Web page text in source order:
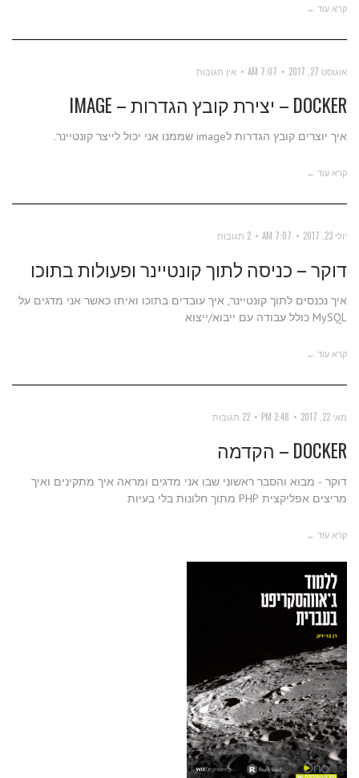
קרא עוד ←
אוגוסט 27, 2017 7:07 AM אין תגובות
DOCKER – יצירת קובץ הגדרות – IMAGE
איך יוצרים קובץ הגדרות לimage שממנו אני יכול לייצר קונטיינר.
קרא עוד ←
יולי 23, 2017 7:07 AM 2 תגובות
דוקר – כניסה לתוך קונטיינר ופעולות בתוכו
איך נכנסים לתוך קונטיינר, איך עובדים בתוכו ואיתו כאשר אני מדגים על
MySQL כולל עבודה עם ייבוא/ייצוא
קרא עוד ←
מאי 22, 2017 2:48 PM 22 תגובות
DOCKER – הקדמה
דוקר - מבוא והסבר ראשוני שבו אני מדגים ומראה איך מתקינים ואיך
מריצים אפליקצית PHP מתוך חלונות בלי בעיות
קרא עוד ←